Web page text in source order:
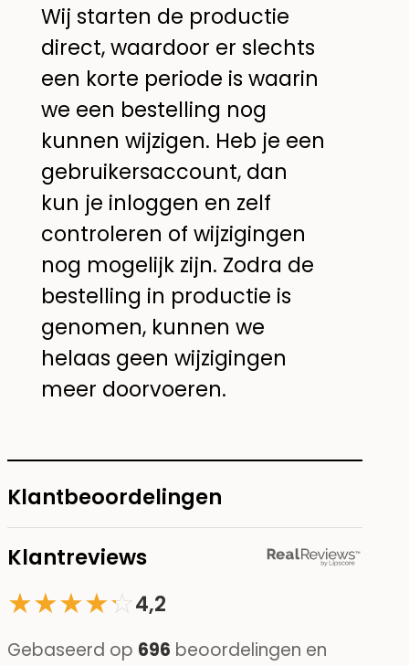
Wij starten de productie
direct, waardoor er slechts
een korte periode is waarin
we een bestelling nog
kunnen wijzigen. Heb je een
gebruikersaccount, dan
kun je inloggen en zelf
controleren of wijzigingen
nog mogelijk zijn. Zodra de
bestelling in productie is
genomen, kunnen we
helaas geen wijzigingen
meer doorvoeren.
Klantbeoordelingen
Klantreviews
★★★★☆
★4,2
Gebaseerd op 696 beoordelingen en